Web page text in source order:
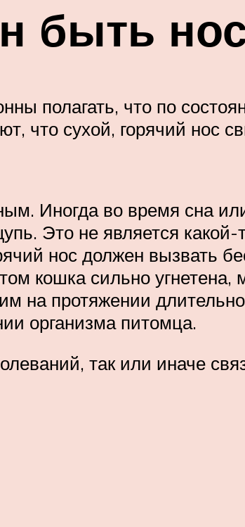
быть
полагать, что по
что сухой, горячий нос
Иногда во время сна
Это не является какой-
нос должен вызвать
кошка сильно
на протяжении
организма питомца.
так или иначе